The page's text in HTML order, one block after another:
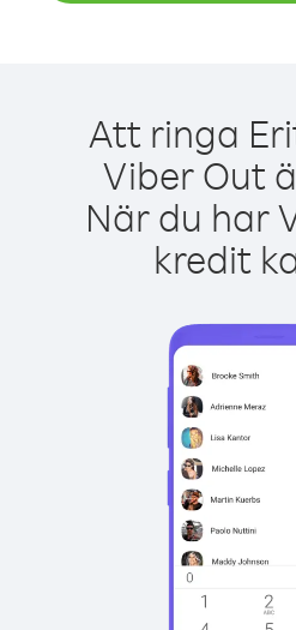
Att ringa
Viber Out
När du har
kredit